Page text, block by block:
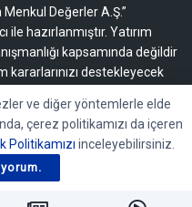
Değerler A.Ş.”
hazırlanmıştır. Yatırım
kapsamında değildir
kararlarınızı destekleyecek
Menkul Değerler A.Ş.’ye
başkaları tarafından
çoğaltılamaz,
ve diğer yöntemlerle elde
çerez politikamızı da içeren
Politikamızı inceleyebilirsiniz.